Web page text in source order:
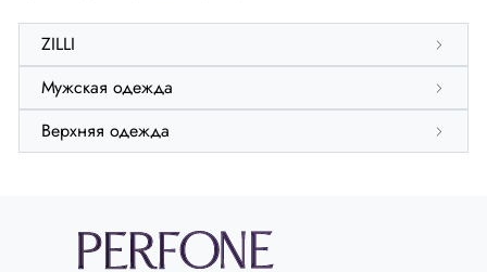
ZILLI
Мужская одежда
Верхняя одежда